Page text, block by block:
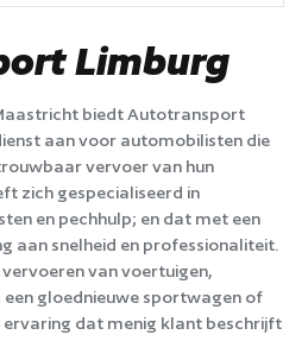
Limburg
biedt Autotransport
aan voor automobilisten die
vervoer van hun
zich gespecialiseerd in
en pechhulp; en dat met een
aan snelheid en professionaliteit.
van voertuigen,
gloednieuwe sportwagen of
ervaring dat menig klant beschrijft